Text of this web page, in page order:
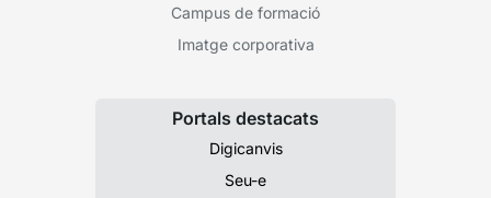
Campus de formació
Imatge corporativa
Portals destacats
Digicanvis
Seu-e